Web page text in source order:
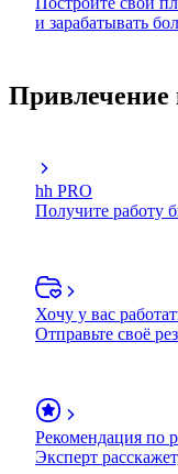
и зарабатывать
Привлечение
hh PRO
Получите работу
Хочу у вас
Отправьте своё
Рекомендация по
Эксперт